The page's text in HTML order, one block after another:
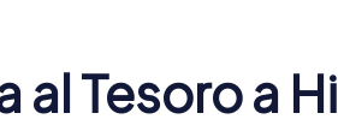
al Tesoro a